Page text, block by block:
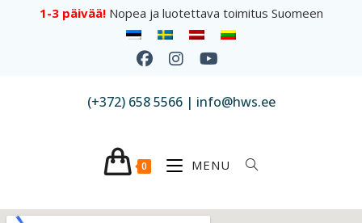
1-3 päivää!Nopea ja luotettava toimitus Suomeen
(+372) 658 5566 | info@hws.ee
0 MENU